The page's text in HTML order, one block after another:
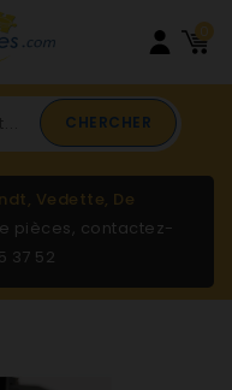
0
CHERCHER
Vedette, De
pièces, contactez-
37 52